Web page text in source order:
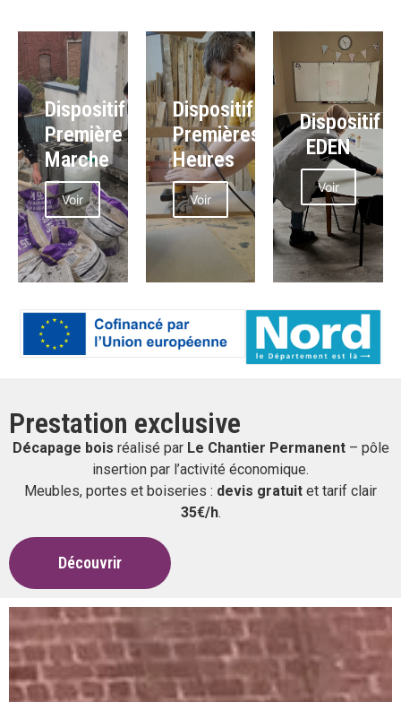
Dispositif
Première
Marche
Voir
Dispositif
Premières
Heures
Voir
Dispositif
EDEN
Voir
Prestation exclusive
Décapage bois réalisé par Le Chantier Permanent– pôle
insertion par l’activité économique.
Meubles, portes et boiseries : devis gratuit et tarif clair
35€/h.
Découvrir